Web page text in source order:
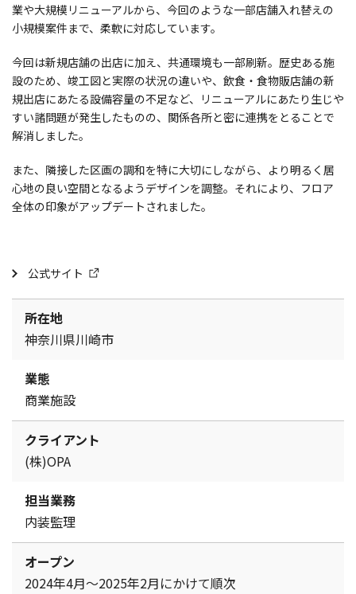
業や大規模リニューアルから、今回のような一部店舗入れ替えの
小規模案件まで、柔軟に対応しています。
今回は新規店舗の出店に加え、共通環境も一部刷新。歴史ある施
設のため、竣工図と実際の状況の違いや、飲食・食物販店舗の新
規出店にあたる設備容量の不足など、リニューアルにあたり生じや
すい諸問題が発生したものの、関係各所と密に連携をとることで
解消しました。
また、隣接した区画の調和を特に大切にしながら、より明るく居
心地の良い空間となるようデザインを調整。それにより、フロア
全体の印象がアップデートされました。
公式サイト
所在地
神奈川県川崎市
業態
商業施設
クライアント
(株)OPA
担当業務
内装監理
オープン
2024年4月～2025年2月にかけて順次